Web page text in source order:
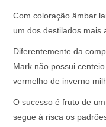
Com coloração âmbar
um dos destilados mais
Diferentemente da
Mark não possui
vermelho de inverno
O sucesso é fruto de
segue à risca os